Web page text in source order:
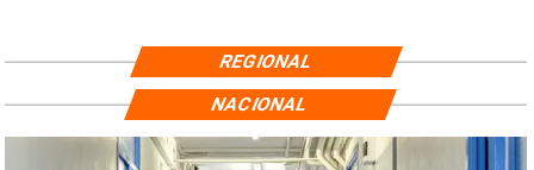
REGIONAL
NACIONAL